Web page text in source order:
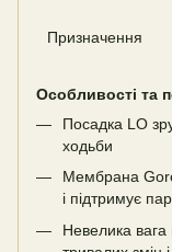
Призначення
Особливості та
Посадка LO
ходьби
Мембрана
і підтримує
Невелика